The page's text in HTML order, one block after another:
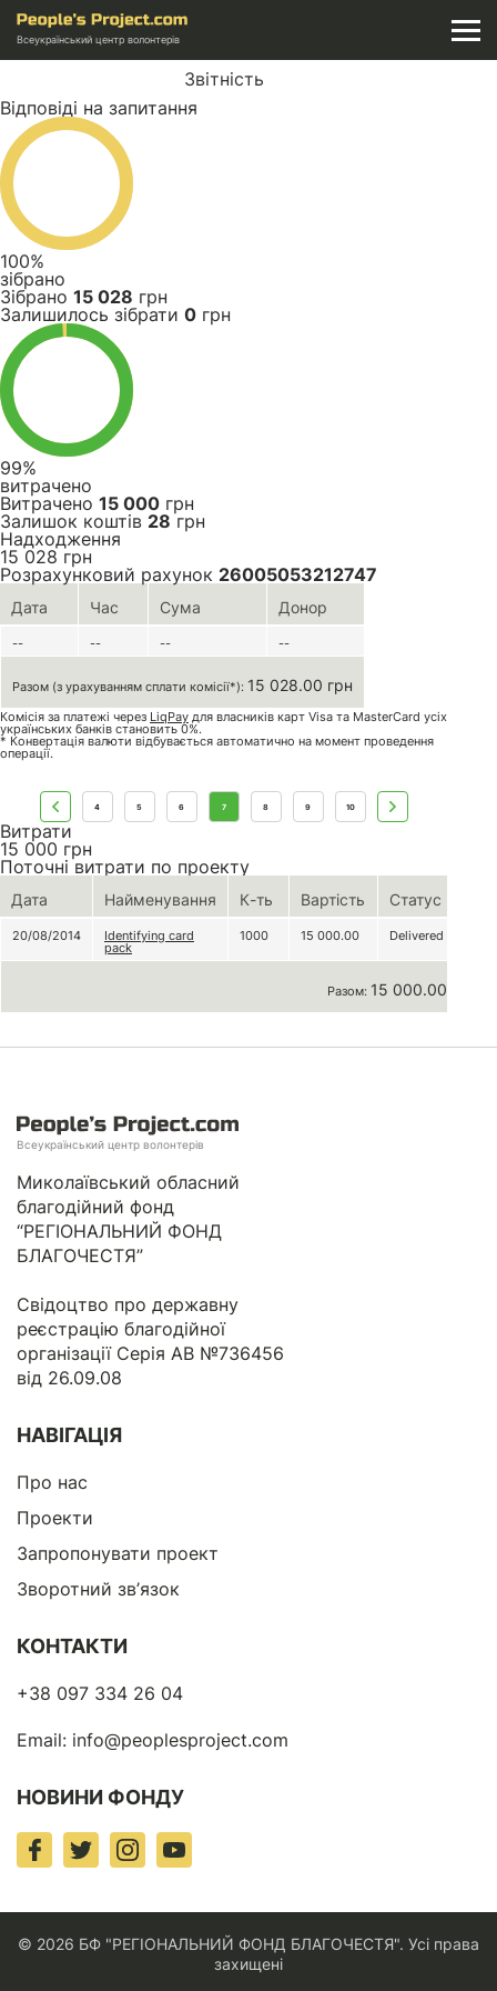
Всеукраїнський центр волонтерів
Звітність
Відповіді на запитання
100%
зібрано
Зібрано 15 028 грн
Залишилось зібрати 0 грн
99%
витрачено
Витрачено 15 000 грн
Залишок коштів 28 грн
Надходження
15 028 грн
Розрахунковий рахунок 26005053212747
Дата Час Сума Донор
-- -- -- --
Разом (з урахуванням сплати комісії*): 15 028.00 грн
Комісія за платежі через LiqPay для власників карт Visa та MasterCard усіх
українських банків становить 0%.
* Конвертація валюти відбувається автоматично на момент проведення
операції.
4 5 6 7 8 9 10
Витрати
15 000 грн
Поточні витрати по проекту
Дата Найменування К-ть Вартість Статус
20/08/2014 Identifying card
pack
1000 15 000.00 Delivered
Разом: 15 000.00 грн
Всеукраїнський центр волонтерів
Миколаївський обласний
благодійний фонд
“РЕГІОНАЛЬНИЙ ФОНД
БЛАГОЧЕСТЯ”
Свідоцтво про державну
реєстрацію благодійної
організації Серія АВ №736456
від 26.09.08
НАВІГАЦІЯ
Про нас
Проекти
Запропонувати проект
Зворотний зв’язок
КОНТАКТИ
+38 097 334 26 04
Email: info@peoplesproject.com
НОВИНИ ФОНДУ
© 2026 БФ "РЕГІОНАЛЬНИЙ ФОНД БЛАГОЧЕСТЯ". Усі права
захищені